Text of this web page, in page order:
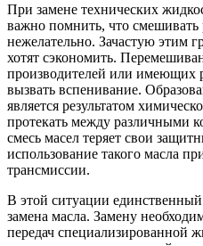
При замене технических
важно помнить, что смешивать
нежелательно. Зачастую этим
хотят сэкономить.
производителей или имеющих
вызвать вспенивание.
является результатом
протекать между различными
смесь масел теряет свои
использование такого масла
трансмиссии.
В этой ситуации
замена масла. Замену
передач специализированной